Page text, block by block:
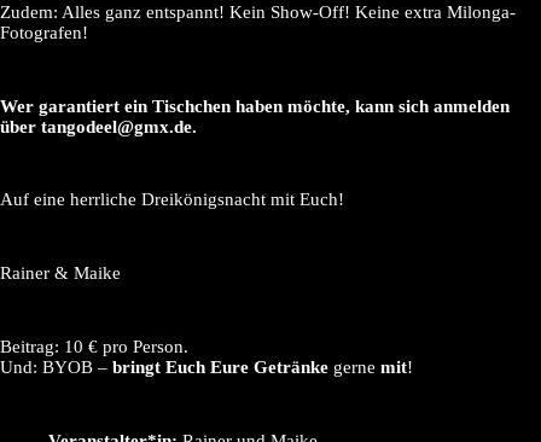
Zudem: Alles ganz entspannt! Kein Show-Off! Keine extra Milonga-
Fotografen!
Wer garantiert ein Tischchen haben möchte, kann sich anmelden
über tangodeel@gmx.de.
Auf eine herrliche Dreikönigsnacht mit Euch!
Rainer & Maike
Beitrag: 10 € pro Person.
Und: BYOB – bringt Euch Eure Getränke gerne mit!